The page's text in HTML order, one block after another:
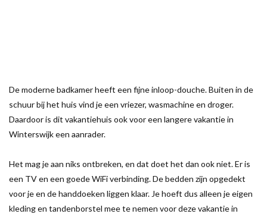
De moderne badkamer heeft een fijne inloop-douche. Buiten in de
schuur bij het huis vind je een vriezer, wasmachine en droger.
Daardoor is dit vakantiehuis ook voor een langere vakantie in
Winterswijk een aanrader.
Het mag je aan niks ontbreken, en dat doet het dan ook niet. Er is
een TV en een goede WiFi verbinding. De bedden zijn opgedekt
voor je en de handdoeken liggen klaar. Je hoeft dus alleen je eigen
kleding en tandenborstel mee te nemen voor deze vakantie in